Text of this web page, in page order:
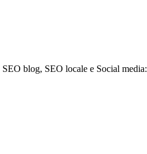
SEO blog, SEO locale e Social media: